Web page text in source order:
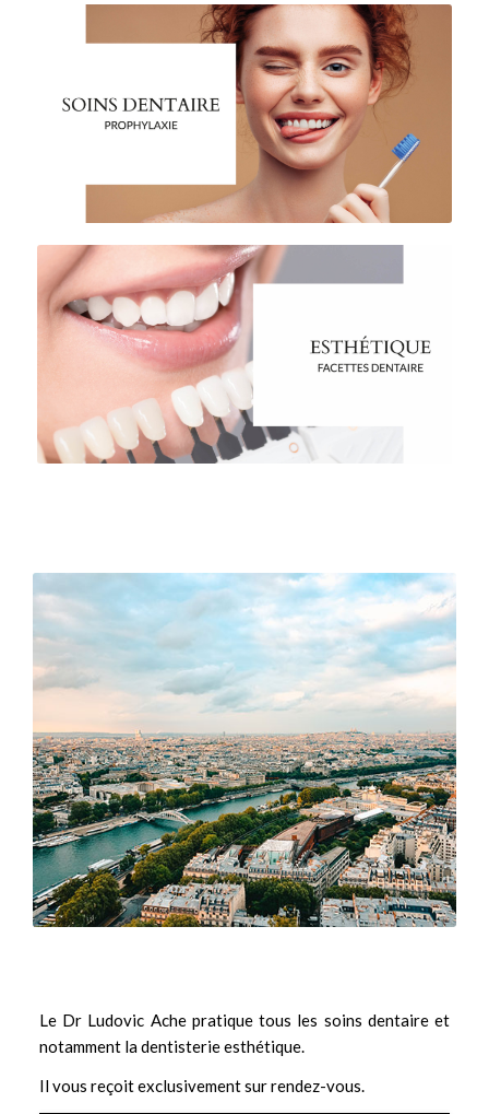
Le Dr Ludovic Ache pratique tous les soins dentaire et
notamment ladentisterie esthétique.
Il vous reçoit exclusivement sur rendez-vous.